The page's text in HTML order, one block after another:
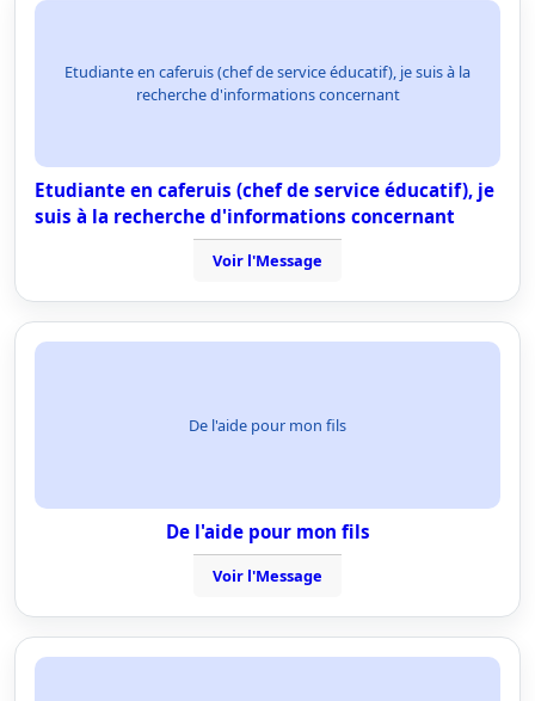
Etudiante en caferuis (chef de service éducatif), je suis à la
recherche d'informations concernant
Etudiante en caferuis (chef de service éducatif), je
suis à la recherche d'informations concernant
Voir l'Message
De l'aide pour mon fils
De l'aide pour mon fils
Voir l'Message